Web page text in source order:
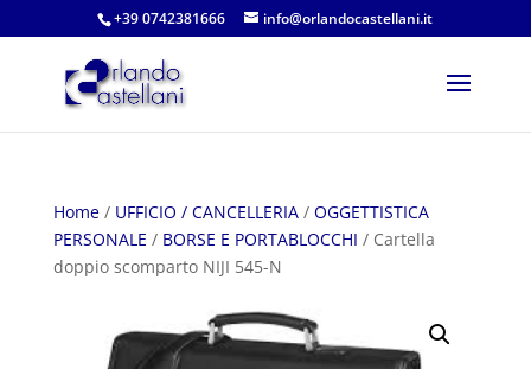
+39 0742381666 info@orlandocastellani.it
Home/ UFFICIO / CANCELLERIA/ OGGETTISTICA
PERSONALE / BORSE E PORTABLOCCHI / Cartella
doppio scomparto NIJI 545-N